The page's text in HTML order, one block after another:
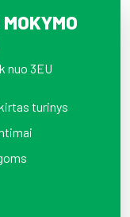
nuo 3EU
turinys